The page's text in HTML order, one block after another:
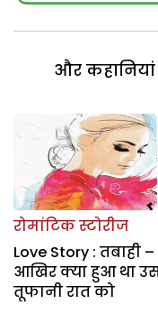
और
रोमांटिक स्टोरीज
Love Story : तबाही –
आखिर क्या हुआ था
तूफानी रात को